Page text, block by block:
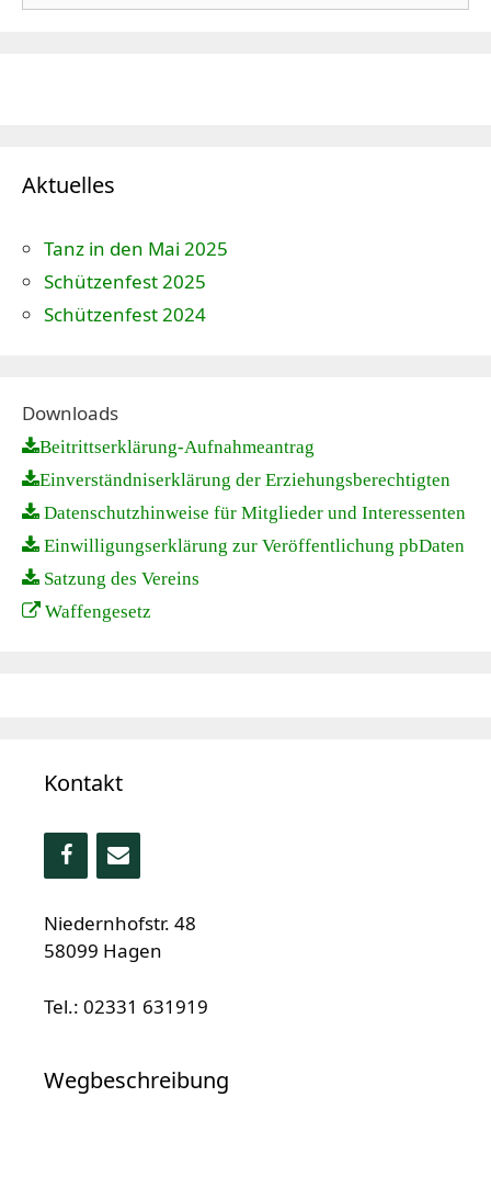
Aktuelles
Tanz in den Mai 2025
Schützenfest 2025
Schützenfest 2024
Downloads
Beitrittserklärung-Aufnahmeantrag
Einverständniserklärung der Erziehungsberechtigten
Datenschutzhinweise für Mitglieder und Interessenten
Einwilligungserklärung zur Veröffentlichung pbDaten
Satzung des Vereins
Waffengesetz
Kontakt
Niedernhofstr. 48
58099 Hagen
Tel.: 02331 631919
Wegbeschreibung